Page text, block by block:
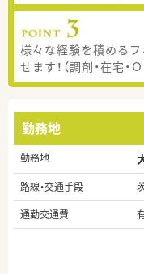
様々な経験を積める
せます！（調剤・在宅・
勤務地
勤務地
路線・交通手段
通勤交通費